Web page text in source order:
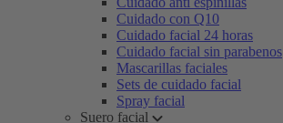
Cuidado con Q10
Cuidado facial 24 horas
Cuidado facial sin parabenos
Mascarillas faciales
Sets de cuidado facial
Spray facial
Suero facial